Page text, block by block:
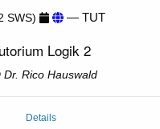
SWS) — TUT
Logik 2
Dr. Rico Hauswald
Details